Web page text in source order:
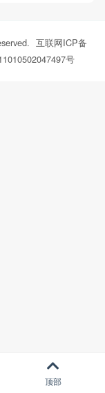
互联网ICP备
号
顶部